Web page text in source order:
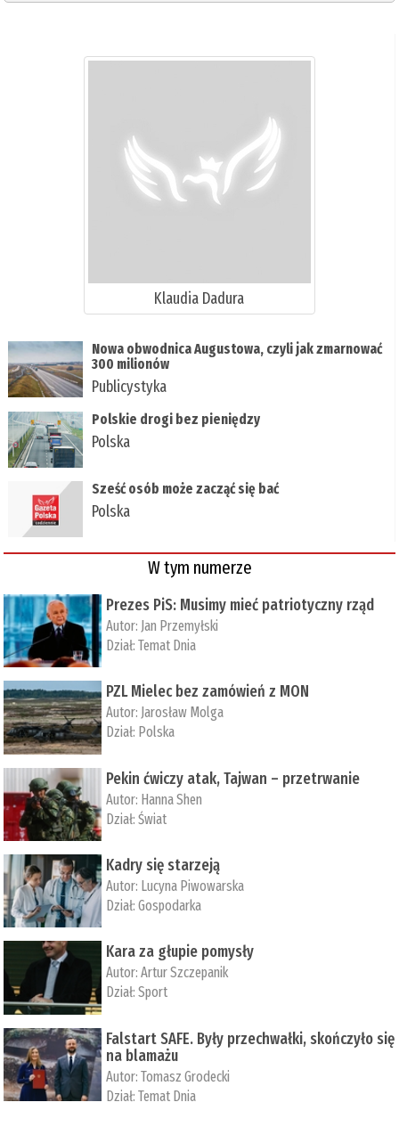
Klaudia Dadura
Nowa obwodnica Augustowa, czyli jak zmarnować
300 milionów
Publicystyka
Polskie drogi bez pieniędzy
Polska
Sześć osób może zacząć się bać
Polska
W tym numerze
Prezes PiS: Musimy mieć patriotyczny rząd
Autor: Jan Przemyłski
Dział:Temat Dnia
PZL Mielec bez zamówień z MON
Autor: Jarosław Molga
Dział: Polska
Pekin ćwiczy atak, Tajwan – przetrwanie
Autor: ­Hanna Shen
Dział:Świat
Kadry się starzeją
Autor: Lucyna Piwowarska
Dział:Gospodarka
Kara za głupie pomysły
Autor:Artur Szczepanik
Dział:Sport
Falstart SAFE. Były przechwałki, skończyło się
na blamażu
Autor:Tomasz Grodecki
Dział:Temat Dnia